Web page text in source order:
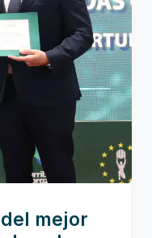
mejor